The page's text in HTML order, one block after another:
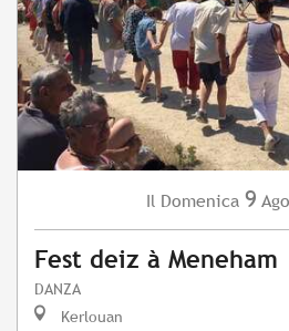
Il Domenica 9 Ago
Fest deiz à Meneham
DANZA
Kerlouan